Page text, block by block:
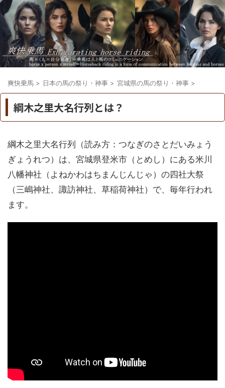
爽快乗馬 > 日本の馬の祭り・神事 > 宮城県の馬の祭り・神事 >
綱木之里大名行列とは？
綱木之里大名行列（読み方：つなぎのさとだいみょう
ぎょうれつ）は、宮城県登米市（とめし）にある米川
八幡神社（よねかわはちまんじんじゃ）の四社大祭
（三嶋神社、諏訪神社、草稲荷神社）で、毎年行われ
ます。